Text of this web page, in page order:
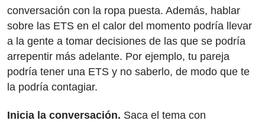
conversación con la ropa puesta. Además, hablar
sobre las ETS en el calor del momento podría llevar
a la gente a tomar decisiones de las que se podría
arrepentir más adelante. Por ejemplo, tu pareja
podría tener una ETS y no saberlo, de modo que te
la podría contagiar.
Inicia la conversación. Saca el tema con